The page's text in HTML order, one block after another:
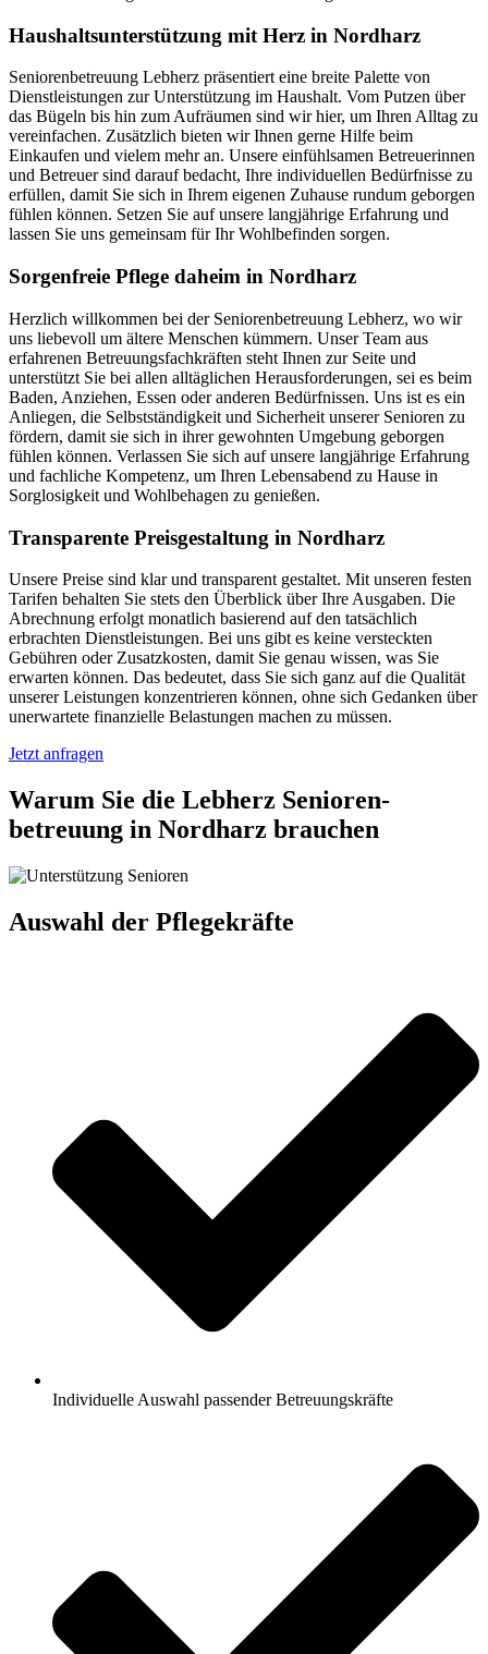
Haushalts­unterstützung mit Herz in Nordharz
Seniorenbetreuung Lebherz präsentiert eine breite Palette von
Dienstleistungen zur Unterstützung im Haushalt. Vom Putzen über
das Bügeln bis hin zum Aufräumen sind wir hier, um Ihren Alltag zu
vereinfachen. Zusätzlich bieten wir Ihnen gerne Hilfe beim
Einkaufen und vielem mehr an. Unsere einfühlsamen Betreuerinnen
und Betreuer sind darauf bedacht, Ihre individuellen Bedürfnisse zu
erfüllen, damit Sie sich in Ihrem eigenen Zuhause rundum geborgen
fühlen können. Setzen Sie auf unsere langjährige Erfahrung und
lassen Sie uns gemeinsam für Ihr Wohlbefinden sorgen.
Sorgenfreie Pflege daheim in Nordharz
Herzlich willkommen bei der Seniorenbetreuung Lebherz, wo wir
uns liebevoll um ältere Menschen kümmern. Unser Team aus
erfahrenen Betreuungsfachkräften steht Ihnen zur Seite und
unterstützt Sie bei allen alltäglichen Herausforderungen, sei es beim
Baden, Anziehen, Essen oder anderen Bedürfnissen. Uns ist es ein
Anliegen, die Selbstständigkeit und Sicherheit unserer Senioren zu
fördern, damit sie sich in ihrer gewohnten Umgebung geborgen
fühlen können. Verlassen Sie sich auf unsere langjährige Erfahrung
und fachliche Kompetenz, um Ihren Lebensabend zu Hause in
Sorglosigkeit und Wohlbehagen zu genießen.
Transparente Preisgestaltung in Nordharz
Unsere Preise sind klar und transparent gestaltet. Mit unseren festen
Tarifen behalten Sie stets den Überblick über Ihre Ausgaben. Die
Abrechnung erfolgt monatlich basierend auf den tatsächlich
erbrachten Dienstleistungen. Bei uns gibt es keine versteckten
Gebühren oder Zusatzkosten, damit Sie genau wissen, was Sie
erwarten können. Das bedeutet, dass Sie sich ganz auf die Qualität
unserer Leistungen konzentrieren können, ohne sich Gedanken über
unerwartete finanzielle Belastungen machen zu müssen.
Jetzt anfragen
Warum Sie die Lebherz Senioren­
betreuung in Nordharz brauchen
Auswahl der Pflegekräfte
Individuelle Auswahl passender Betreuungskräfte